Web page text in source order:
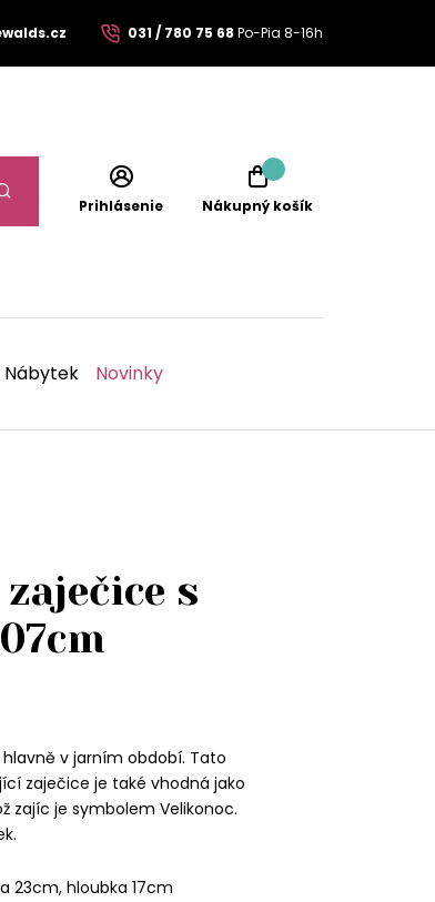
031 / 780 75 68 Po-Pia 8-16h
Prihlásenie Nákupný košík
Nábytek Novinky
s
v jarním období. Tato
zaječice je také vhodná jako
zajíc je symbolem Velikonoc.
23cm, hloubka 17cm